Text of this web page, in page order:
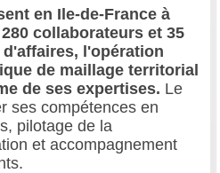
en Ile-de-France à
collaborateurs et 35
l'opération
de maillage territorial
de ses expertises. Le
ses compétences en
pilotage de la
et accompagnement